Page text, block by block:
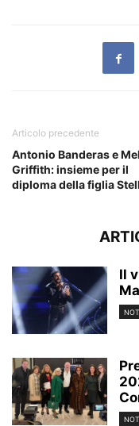
Articolo precedente
Antonio Banderas e
Griffith: insieme per il
diploma della figlia
Il